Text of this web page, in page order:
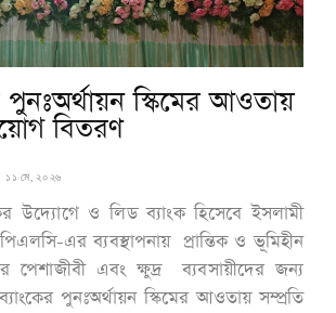
স্কিমের আওতায়
বিতরণ
১১ মে, ২০২৬
উদ্যোগে ও লিড ব্যাংক হিসেবে ইসলামী
এর ব্যবস্থাপনায় প্রান্তিক ও ভূমিহীন
পেশাজীবী এবং ক্ষুদ্র ব্যবসায়ীদের জন্য
পুনঃঅর্থায়ন স্কিমের আওতায় সম্প্রতি